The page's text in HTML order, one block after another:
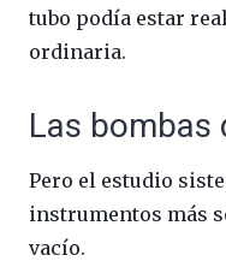
tubo podía estar
ordinaria.
Las bombas
Pero el estudio
instrumentos más
vacío.